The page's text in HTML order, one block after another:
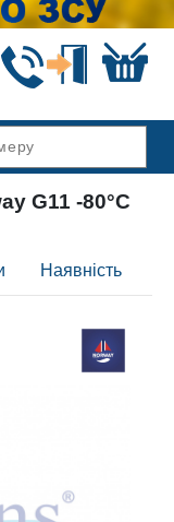
G11 -80°C
Наявність